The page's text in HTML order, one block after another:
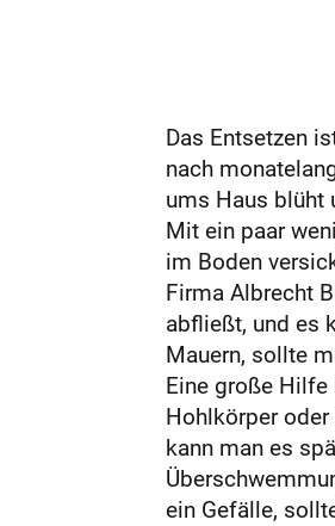
Das Entsetzen
nach
ums Haus blüht
Mit ein paar
im Boden
Firma Albrecht
abfließt, und es
Mauern, sollte
Eine große
Hohlkörper
kann man es
ein Gefälle,